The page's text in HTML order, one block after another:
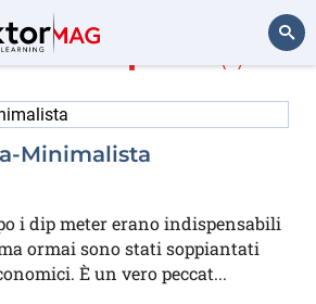
su Semplice
Minimalista
i dip meter erano indispensabili
ormai sono stati soppiantati
È un vero peccat...